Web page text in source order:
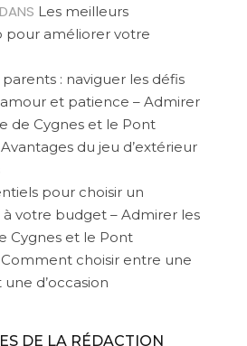
DANS Les meilleurs
pour améliorer votre
: naviguer les défis
et patience – Admirer
de Cygnes et le Pont
Avantages du jeu d’extérieur
pour choisir un
votre budget – Admirer les
Cygnes et le Pont
Comment choisir entre une
d’occasion
DE LA RÉDACTION